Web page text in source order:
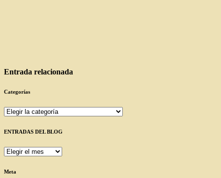
Entrada relacionada
Categorías
Categorías
ENTRADAS DEL BLOG
ENTRADAS
BLOG
Meta